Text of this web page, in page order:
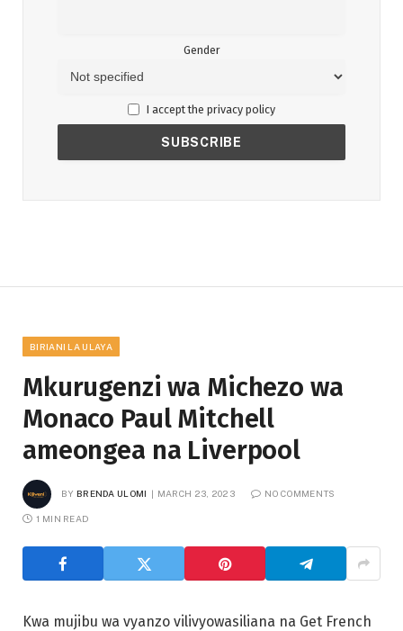
Gender
I accept the privacy policy
BIRIANI LA ULAYA
Mkurugenzi wa Michezo wa
Monaco Paul Mitchell
ameongea na Liverpool
BY BRENDA ULOMI MARCH 23, 2023 NO COMMENTS
1 MIN READ
Kwa mujibu wa vyanzo vilivyowasiliana na Get French